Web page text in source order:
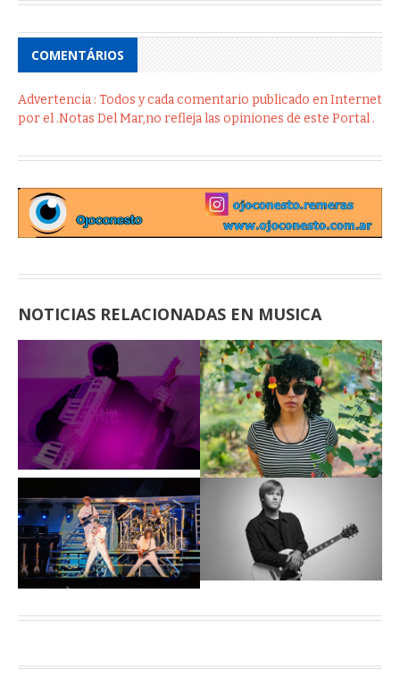
COMENTÁRIOS
Advertencia : Todos y cada comentario publicado en Internet
por el .Notas Del Mar,no refleja las opiniones de este Portal .
NOTICIAS RELACIONADAS EN MUSICA